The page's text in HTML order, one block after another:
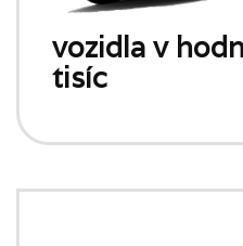
vozidla v
tisíc